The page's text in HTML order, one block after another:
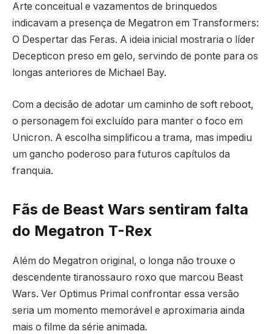
Arte conceitual e vazamentos de brinquedos
indicavam a presença de Megatron em Transformers:
O Despertar das Feras. A ideia inicial mostraria o líder
Decepticon preso em gelo, servindo de ponte para os
longas anteriores de Michael Bay.
Com a decisão de adotar um caminho de soft reboot,
o personagem foi excluído para manter o foco em
Unicron. A escolha simplificou a trama, mas impediu
um gancho poderoso para futuros capítulos da
franquia.
Fãs de Beast Wars sentiram falta
do Megatron T-Rex
Além do Megatron original, o longa não trouxe o
descendente tiranossauro roxo que marcou Beast
Wars. Ver Optimus Primal confrontar essa versão
seria um momento memorável e aproximaria ainda
mais o filme da série animada.